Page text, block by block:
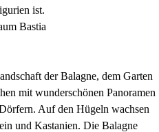
ist.
Bastia
der Balagne, dem Garten
mit wunderschönen Panoramen
Auf den Hügeln wachsen
und Kastanien. Die Balagne